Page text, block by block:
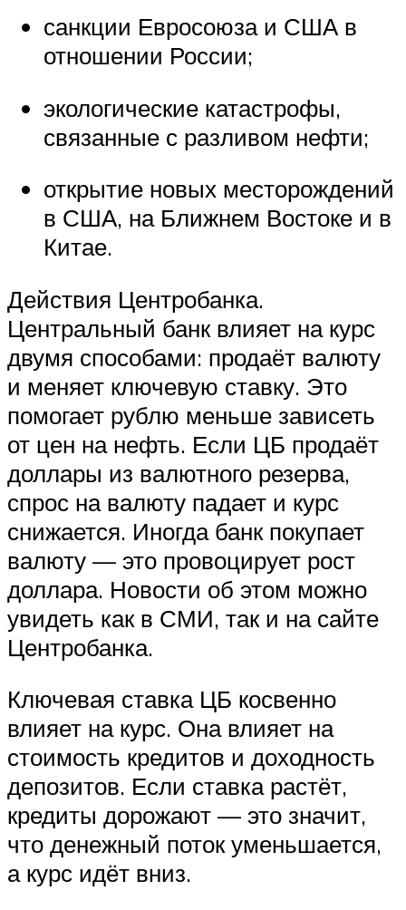
санкции Евросоюза и США в
отношении России;
экологические катастрофы,
связанные с разливом нефти;
открытие новых месторождений
в США, на Ближнем Востоке и в
Китае.
Действия Центробанка.
Центральный банк влияет на курс
двумя способами: продаёт валюту
и меняет ключевую ставку. Это
помогает рублю меньше зависеть
от цен на нефть. Если ЦБ продаёт
доллары из валютного резерва,
спрос на валюту падает и курс
снижается. Иногда банк покупает
валюту — это провоцирует рост
доллара. Новости об этом можно
увидеть как в СМИ, так и на сайте
Центробанка.
Ключевая ставка ЦБ косвенно
влияет на курс. Она влияет на
стоимость кредитов и доходность
депозитов. Если ставка растёт,
кредиты дорожают — это значит,
что денежный поток уменьшается,
а курс идёт вниз.